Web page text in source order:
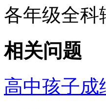
各年级全科
相关问题
高中孩子成